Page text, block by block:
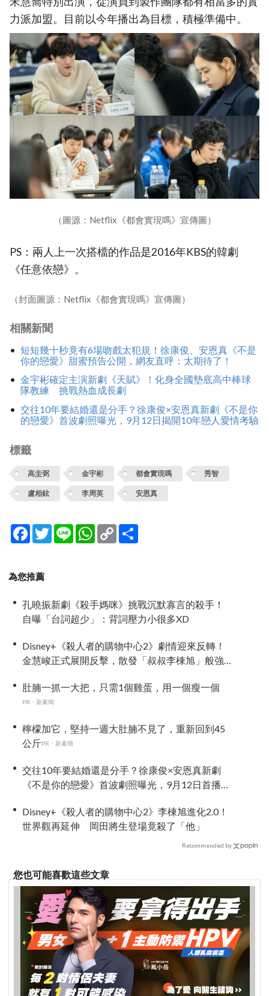
力派加盟。目前以今年播出為目標，積極準備中。
（圖源：Netflix《都會實現嗎》宣傳圖）
PS：兩人上一次搭檔的作品是2016年KBS的韓劇
《任意依戀》。
（封面圖源：Netflix《都會實現嗎》宣傳圖）
相關新聞
短短幾十秒竟有6場吻戲太犯規！徐康俊、安恩真《不是
你的戀愛》甜蜜預告公開，網友直呼：太期待了！
金宇彬確定主演新劇《天賦》！化身全國墊底高中棒球
隊教練 挑戰熱血成長劇
交往10年要結婚還是分手？徐康俊×安恩真新劇《不是你
的戀愛》首波劇照曝光，9月12日揭開10年戀人愛情考驗
標籤
高圭弼 金宇彬 都會實現嗎 秀智
盧相鉉 李周英 安恩真
Facebook
TwitterLine WhatsApp
Copy
Link
為您推薦
孔曉振新劇《殺手媽咪》挑戰沉默寡言的殺手！
自曝「台詞超少」：背詞壓力小很多XD
Disney+《殺人者的購物中心2》劇情迎來反轉！
金慧峻正式展開反擊，散發「叔叔李棟旭」般強
肚腩一抓一大把，只需1個雞蛋，用一個瘦一個
PR・新素簡
檸檬加它，堅持一週大肚腩不見了，重新回到45
公斤PR・新素簡
交往10年要結婚還是分手？徐康俊×安恩真新劇
《不是你的戀愛》首波劇照曝光，9月12日首播引
Disney+《殺人者的購物中心2》李棟旭進化2.0！
世界觀再延伸 岡田將生登場竟殺了「他」
Recommended by
您也可能喜歡這些文章